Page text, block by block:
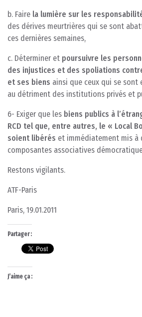
b. Faire la lumière sur les
des dérives meurtrières qui se sont
ces dernières semaines,
c. Déterminer et poursuivre les
des injustices et des spoliations
et ses biens ainsi que ceux qui se sont
au détriment des institutions privés et
6- Exiger que les biens publics à
RCD tel que, entre autres, le « Local
soient libérés et immédiatement mis à
composantes associatives
Restons vigilants.
ATF-Paris
Paris, 19.01.2011
Partager :
J’aime ça :